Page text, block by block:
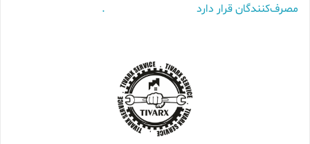
مصرف‌کنندگان قرار دارد .